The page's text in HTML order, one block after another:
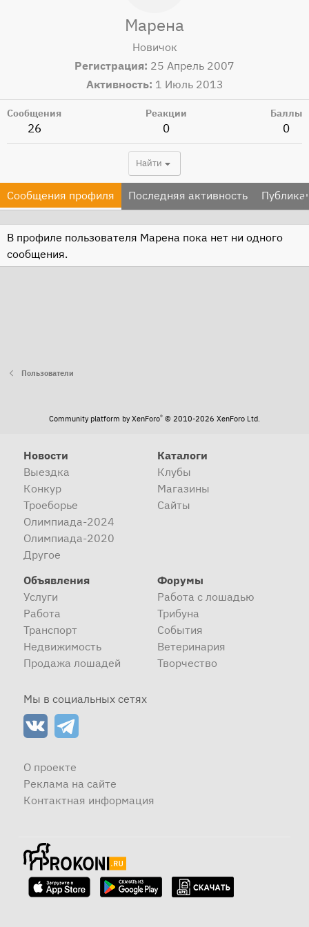
Марена
Новичок
Регистрация 25 Апрель 2007
Активность 1 Июль 2013
Сообщения
26
Реакции
0
Баллы
0
Найти
Сообщения профиля Последняя активность
В профиле пользователя Марена пока нет ни одного
сообщения.
Пользователи
Community platform by XenForo® © 2010-2026 XenForo Ltd.
Новости
Выездка
Конкур
Троеборье
Олимпиада-2024
Олимпиада-2020
Другое
Каталоги
Клубы
Магазины
Сайты
Объявления
Услуги
Работа
Транспорт
Недвижимость
Продажа лошадей
Форумы
Работа с лошадью
Трибуна
События
Ветеринария
Творчество
Мы в социальных сетях
О проекте
Реклама на сайте
Контактная информация